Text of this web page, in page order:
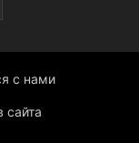
с нами
сайта